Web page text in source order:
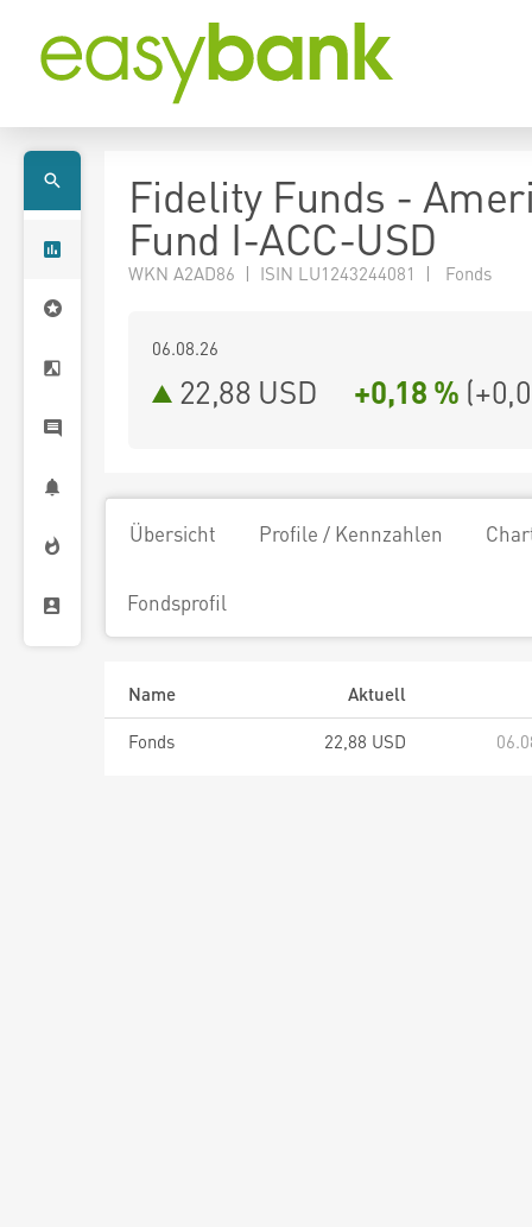
Fidelity Funds -
Fund I-ACC-USD
WKN A2AD86 | ISIN LU1243244081 | Fonds
06.08.26
22,88 USD +0,18 % (
Übersicht Profile / Kennzahlen
Fondsprofil
Name
Aktuell
Fonds
22,88 USD